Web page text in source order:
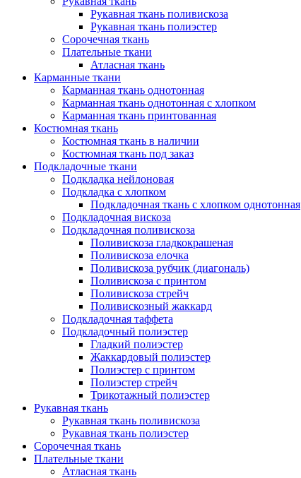
Рукавная ткань поливискоза
Рукавная ткань полиэстер
Сорочечная ткань
Плательные ткани
Атласная ткань
Карманные ткани
Карманная ткань однотонная
Карманная ткань однотонная с хлопком
Карманная ткань принтованная
Костюмная ткань
Костюмная ткань в наличии
Костюмная ткань под заказ
Подкладочные ткани
Подкладка нейлоновая
Подкладка с хлопком
Подкладочная ткань с хлопком однотонная
Подкладочная вискоза
Подкладочная поливискоза
Поливискоза гладкокрашеная
Поливискоза елочка
Поливискоза рубчик (диагональ)
Поливискоза с принтом
Поливискоза стрейч
Поливискозный жаккард
Подкладочная таффета
Подкладочный полиэстер
Гладкий полиэстер
Жаккардовый полиэстер
Полиэстер с принтом
Полиэстер стрейч
Трикотажный полиэстер
Рукавная ткань
Рукавная ткань поливискоза
Рукавная ткань полиэстер
Сорочечная ткань
Плательные ткани
Атласная ткань